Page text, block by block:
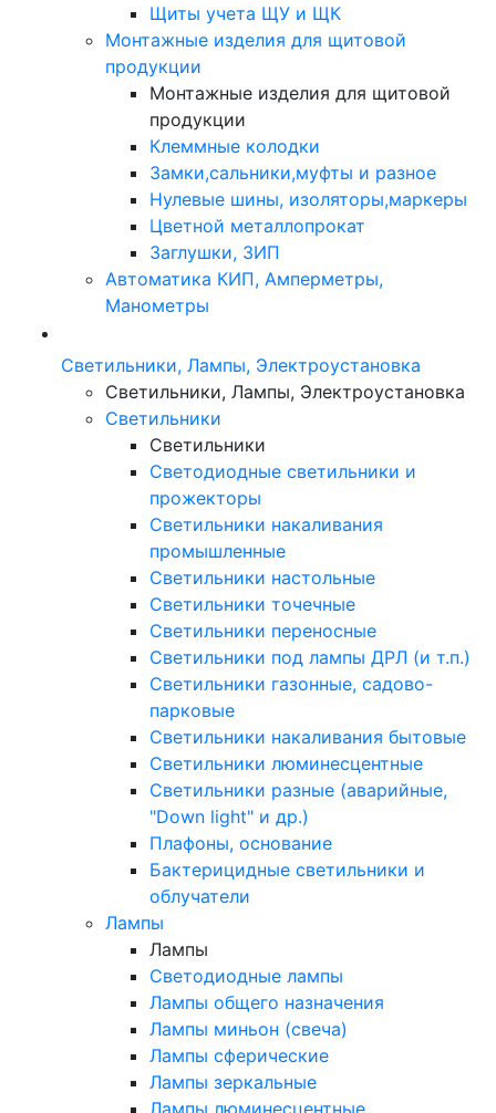
Щиты учета ЩУ и ЩК
Монтажные изделия для щитовой
продукции
Монтажные изделия для щитовой
продукции
Клеммные колодки
Замки,сальники,муфты и разное
Нулевые шины, изоляторы,маркеры
Цветной металлопрокат
Заглушки, ЗИП
Автоматика КИП, Амперметры,
Манометры
Светильники, Лампы, Электроустановка
Светильники, Лампы, Электроустановка
Светильники
Светильники
Светодиодные светильники и
прожекторы
Светильники накаливания
промышленные
Светильники настольные
Светильники точечные
Светильники переносные
Светильники под лампы ДРЛ (и т.п.)
Светильники газонные, садово-
парковые
Светильники накаливания бытовые
Светильники люминесцентные
Светильники разные (аварийные,
"Down light" и др.)
Плафоны, основание
Бактерицидные светильники и
облучатели
Лампы
Лампы
Светодиодные лампы
Лампы общего назначения
Лампы миньон (свеча)
Лампы сферические
Лампы зеркальные
Лампы люминесцентные